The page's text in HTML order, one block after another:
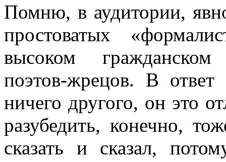
Помню, в аудитории,
простоватых
высоком гражданском
поэтов-жрецов. В
ничего другого, он это
разубедить, конечно,
сказать и сказал,